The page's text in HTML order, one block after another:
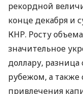
рекордной
конце декабря и
КНР. Росту
значительное
доллару, разница
рубежом, а также
привлечения